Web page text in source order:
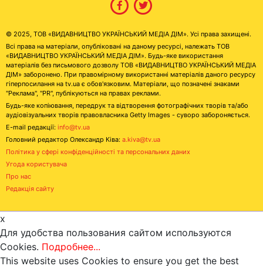
© 2025, ТОВ «ВИДАВНИЦТВО УКРАЇНСЬКИЙ МЕДІА ДІМ». Усі права захищені.
Всі права на матеріали, опубліковані на даному ресурсі, належать ТОВ
«ВИДАВНИЦТВО УКРАЇНСЬКИЙ МЕДІА ДІМ». Будь-яке використання
матеріалів без письмового дозволу ТОВ «ВИДАВНИЦТВО УКРАЇНСЬКИЙ МЕДІА
ДІМ» заборонено. При правомірному використанні матеріалів даного ресурсу
гіперпосилання на tv.ua є обов'язковим. Матеріали, що позначені знаками
"Реклама", "PR", публікуються на правах реклами.
Будь-яке копіювання, передрук та відтворення фотографічних творів та/або
аудіовізуальних творів правовласника Getty Images - суворо забороняється.
E-mail редакції: info@tv.ua
Головний редактор Олександр Ківа: a.kiva@tv.ua
Політика у сфері конфіденційності та персональних даних
Угода користувача
Про нас
Редакція сайту
x
Для удобства пользования сайтом используются
Cookies. Подробнее...
This website uses Cookies to ensure you get the best